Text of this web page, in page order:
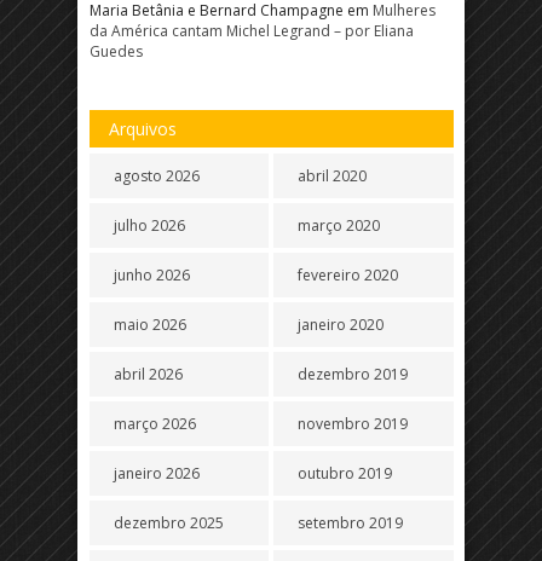
Maria Betânia e Bernard Champagne em Mulheres
da América cantam Michel Legrand – por Eliana
Guedes
Arquivos
agosto 2026
julho 2026
junho 2026
maio 2026
abril 2026
março 2026
janeiro 2026
dezembro 2025
abril 2020
março 2020
fevereiro 2020
janeiro 2020
dezembro 2019
novembro 2019
outubro 2019
setembro 2019